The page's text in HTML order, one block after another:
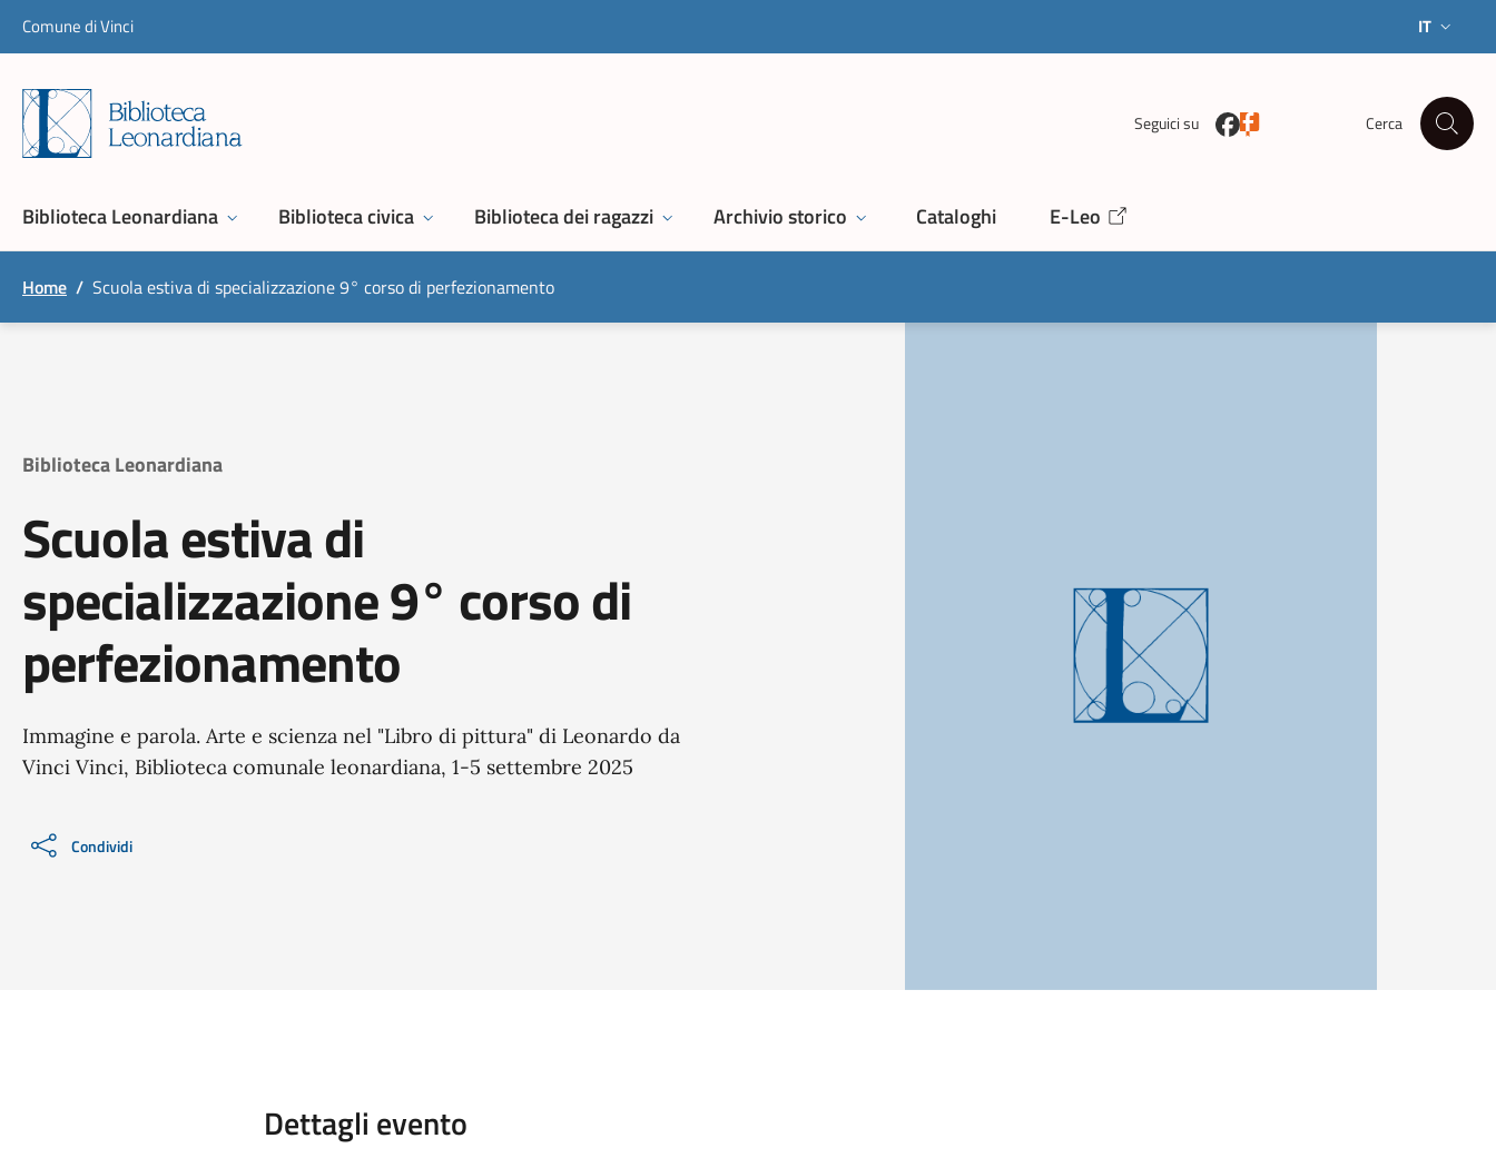
Skip to content
Comune di Vinci IT
Seguici su Cerca
Biblioteca Leonardiana Biblioteca civica Biblioteca dei ragazzi Archivio storico Cataloghi E-Leo
Home / Scuola estiva di specializzazione 9° corso di perfezionamento
Biblioteca Leonardiana
Scuola estiva di
specializzazione 9° corso di
perfezionamento
Immagine e parola. Arte e scienza nel "Libro di pittura" di Leonardo da
Vinci Vinci, Biblioteca comunale leonardiana, 1-5 settembre 2025
Condividi
Dettagli evento